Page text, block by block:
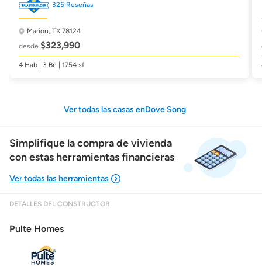
325 Reseñas
Marion, TX 78124
desde $323,990
4 Hab | 3 Bñ | 1754 sf
Ver todas las casas enDove Song
Simplifique la compra de vivienda
con estas herramientas financieras
DETALLES DEL CONSTRUCTOR
Pulte Homes